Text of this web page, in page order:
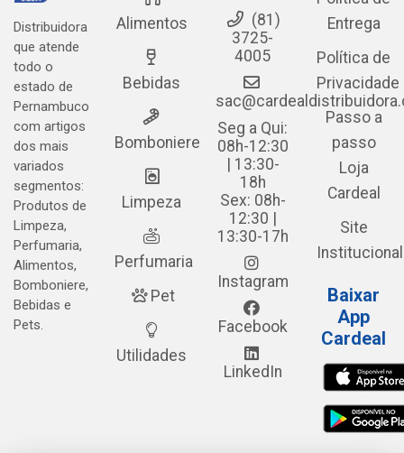
Distribuidora
que atende
todo o
estado de
Pernambuco
com artigos
dos mais
variados
segmentos:
Produtos de
Limpeza,
Perfumaria,
Alimentos,
Bomboniere,
Bebidas e
Pets.
Alimentos
Bebidas
Bomboniere
Limpeza
Perfumaria
Pet
Utilidades
(81)
3725-
4005
Seg a Qui:
08h-12:30
| 13:30-
18h
Sex: 08h-
12:30 |
13:30-17h
Instagram
Facebook
LinkedIn
Entrega
Política de
Privacidade
Passo a
passo
Loja
Cardeal
Site
Institucional
Baixar
App
Cardeal